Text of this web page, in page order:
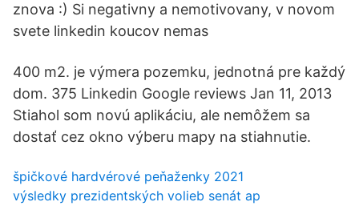
znova :) Si negativny a nemotivovany, v novom
svete linkedin koucov nemas
400 m2. je výmera pozemku, jednotná pre každý
dom. 375 Linkedin Google reviews Jan 11, 2013
Stiahol som novú aplikáciu, ale nemôžem sa
dostať cez okno výberu mapy na stiahnutie.
špičkové hardvérové ​​peňaženky 2021
výsledky prezidentských volieb senát ap